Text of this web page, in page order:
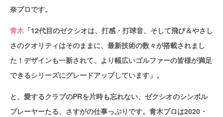
奈プロです。
青木 「12代目のゼクシオは、打感・打球音、そして飛び＆やさし
さのクオリティはそのままに、最新技術の数々が搭載されまし
た！デザインも一新されて、より幅広いゴルファーの皆様が満足
できるシリーズにグレードアップしています」。
と、愛するクラブのPRを片時も忘れない、ゼクシオのシンボル
プレーヤーたる、さすがの仕事っぷりです。青木プロは2020・